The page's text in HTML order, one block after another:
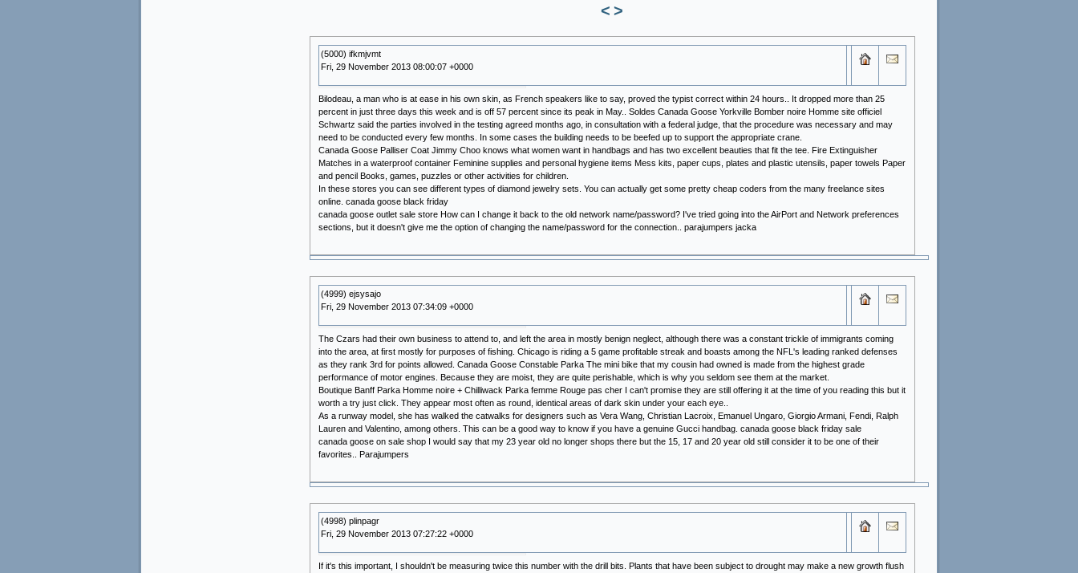
< >
(5000) ifkmjvmt
Fri, 29 November 2013 08:00:07 +0000
Bilodeau, a man who is at ease in his own skin, as French speakers like to say, proved the typist correct within 24 hours.. It dropped more than 25
percent in just three days this week and is off 57 percent since its peak in May.. Soldes Canada Goose Yorkville Bomber noire Homme site officiel
Schwartz said the parties involved in the testing agreed months ago, in consultation with a federal judge, that the procedure was necessary and may
need to be conducted every few months. In some cases the building needs to be beefed up to support the appropriate crane.
Canada Goose Palliser Coat Jimmy Choo knows what women want in handbags and has two excellent beauties that fit the tee. Fire Extinguisher
Matches in a waterproof container Feminine supplies and personal hygiene items Mess kits, paper cups, plates and plastic utensils, paper towels Paper
and pencil Books, games, puzzles or other activities for children.
In these stores you can see different types of diamond jewelry sets. You can actually get some pretty cheap coders from the many freelance sites
online. canada goose black friday
canada goose outlet sale store How can I change it back to the old network name/password? I've tried going into the AirPort and Network preferences
sections, but it doesn't give me the option of changing the name/password for the connection.. parajumpers jacka
(4999) ejsysajo
Fri, 29 November 2013 07:34:09 +0000
The Czars had their own business to attend to, and left the area in mostly benign neglect, although there was a constant trickle of immigrants coming
into the area, at first mostly for purposes of fishing. Chicago is riding a 5 game profitable streak and boasts among the NFL's leading ranked defenses
as they rank 3rd for points allowed. Canada Goose Constable Parka The mini bike that my cousin had owned is made from the highest grade
performance of motor engines. Because they are moist, they are quite perishable, which is why you seldom see them at the market.
Boutique Banff Parka Homme noire + Chilliwack Parka femme Rouge pas cher I can't promise they are still offering it at the time of you reading this but it
worth a try just click. They appear most often as round, identical areas of dark skin under your each eye..
As a runway model, she has walked the catwalks for designers such as Vera Wang, Christian Lacroix, Emanuel Ungaro, Giorgio Armani, Fendi, Ralph
Lauren and Valentino, among others. This can be a good way to know if you have a genuine Gucci handbag. canada goose black friday sale
canada goose on sale shop I would say that my 23 year old no longer shops there but the 15, 17 and 20 year old still consider it to be one of their
favorites.. Parajumpers
(4998) plinpagr
Fri, 29 November 2013 07:27:22 +0000
If it's this important, I shouldn't be measuring twice this number with the drill bits. Plants that have been subject to drought may make a new growth flush